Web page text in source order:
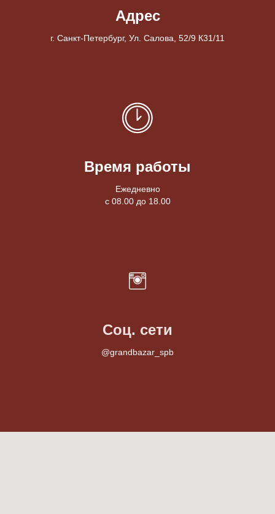
Адрес
г. Санкт-Петербург, Ул. Салова, 52/9 К31/11
Время работы
Ежедневно
с 08.00 до 18.00
Соц. сети
@grandbazar_spb